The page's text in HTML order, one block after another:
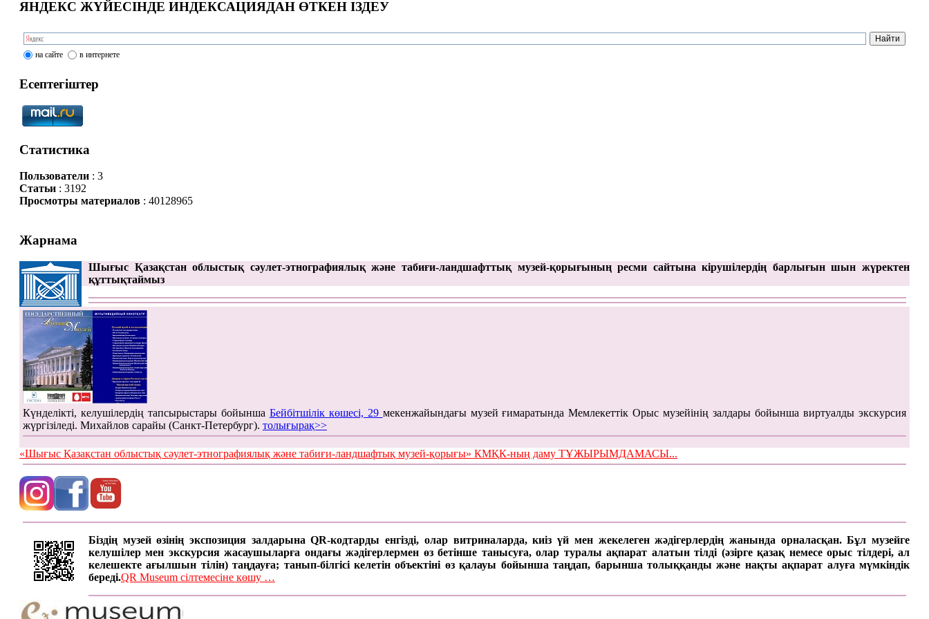
ЯНДЕКС ЖҮЙЕСІНДЕ ИНДЕКСАЦИЯДАН ӨТКЕН ІЗДЕУ
на сайте в интернете
Есептегіштер
Статистика
Пользователи: 3
Статьи: 3192
Просмотры материалов: 40128965
Жарнама
Шығыс Қазақстан облыстық сәулет-этнографиялық және табиғи-ландшафттық музей-қорығының ресми сайтына кірушілердің барлығын шын жүректен
құттықтаймыз
Күнделікті, келушілердің тапсырыстары бойынша Бейбітшілік көшесі, 29 мекенжайындағы музей ғимаратында Мемлекеттік Орыс музейінің залдары бойынша виртуалды экскурсия
жүргізіледі. Михайлов сарайы (Санкт-Петербург). толығырақ>>
«Шығыс Қазақстан облыстық сәулет-этнографиялық және табиғи-ландшафтық музей-қорығы» КМҚК-ның даму ТҰЖЫРЫМДАМАСЫ...
Біздің музей өзінің экспозиция залдарына QR-кодтарды енгізді, олар витриналарда, киіз үй мен жекелеген жәдігерлердің жанында орналасқан. Бұл музейге
келушілер мен экскурсия жасаушыларға ондағы жәдігерлермен өз бетінше танысуға, олар туралы ақпарат алатын тілді (әзірге қазақ немесе орыс тілдері, ал
келешекте ағылшын тілін) таңдауға; танып-білгісі келетін объектіні өз қалауы бойынша таңдап, барынша толыққанды және нақты ақпарат алуға мүмкіндік
береді.QR Museum сілтемесіне көшу …